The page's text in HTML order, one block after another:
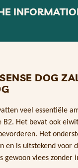
DOG
veel essentiële
B2. Het bevat ook
Het
en is uitstekend voor
gewoon vlees zonder